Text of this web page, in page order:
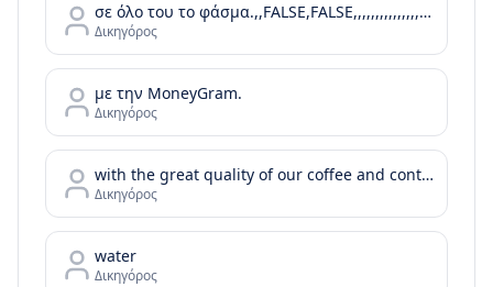
σε όλο του το φάσμα.,,FALSE,FALSE,,,,,,,,,,,,,,,,,,,,,,
Δικηγόρος
με την MoneyGram.
Δικηγόρος
with the great quality of our coffee and continue with your day or your bussiness meeting by enjoying the tastes of our food menu.
Δικηγόρος
water
Δικηγόρος